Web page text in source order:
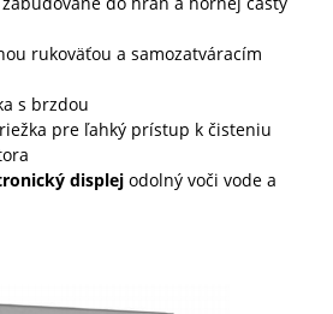
rukoväťou a samozatváracím
s brzdou
pre ľahký prístup k čisteniu
displejodolný voči vode a